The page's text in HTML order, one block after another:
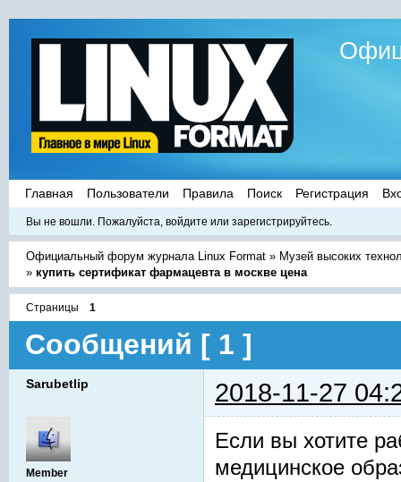
Главная Пользователи Правила Поиск Регистрация
Вы не вошли. Пожалуйста, войдите или зарегистрируйтесь.
Официальный форум журнала Linux Format » Музей высоких
»купить сертификат фармацевта в москве цена
Страницы 1
Сообщений [ 1 ]
Sarubetlip 2018-11-27
Member
Если вы хотите
медицинское